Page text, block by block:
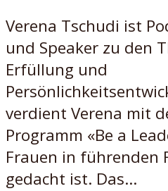
Verena Tschudi ist
und Speaker zu den
Erfüllung und
verdient Verena mit
Programm «Be a
Frauen in führenden
gedacht ist. Das...